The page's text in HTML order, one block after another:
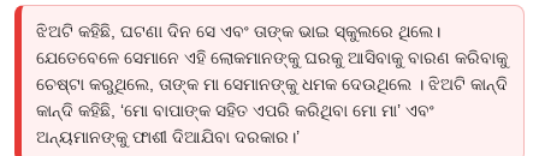
ଝିଅଟି କହିଛି, ଘଟଣା ଦିନ ସେ ଏବଂ ତାଙ୍କ ଭାଇ ସ୍କୁଲରେ ଥିଲେ।
ଯେତେବେଳେ ସେମାନେ ଏହି ଲୋକମାନଙ୍କୁ ଘରକୁ ଆସିବାକୁ ବାରଣ କରିବାକୁ
ଚେଷ୍ଟା କରୁଥିଲେ, ତାଙ୍କ ମା ସେମାନଙ୍କୁ ଧମକ ଦେଉଥିଲେ । ଝିଅଟି କାନ୍ଦି
କାନ୍ଦି କହିଛି, ‘ମୋ ବାପାଙ୍କ ସହିତ ଏପରି କରିଥିବା ମୋ ମା’ ଏବଂ
ଅନ୍ୟମାନଙ୍କୁ ଫାଶୀ ଦିଆଯିବା ଦରକାର।’